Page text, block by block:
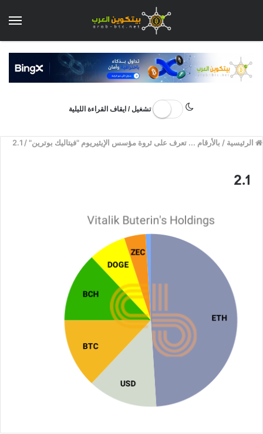
تشغيل / ايقاف القراءة الليلية
الرئيسية / بالأرقام ... تعرف على ثروة مؤسس الإيثيريوم "فيتاليك بوترين"/
2.1
2.1